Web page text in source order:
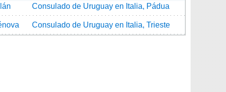
Consulado de Uruguay en Italia, Pádua
Consulado de Uruguay en Italia, Trieste